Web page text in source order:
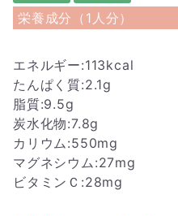
栄養成分（1人分）
エネルギー:113kcal
たんぱく質:2.1g
脂質:9.5g
炭水化物:7.8g
カリウム:550mg
マグネシウム:27mg
ビタミンＣ:28mg